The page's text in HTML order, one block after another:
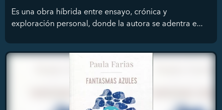
Es una obra híbrida entre ensayo, crónica y
exploración personal, donde la autora se adentra e...